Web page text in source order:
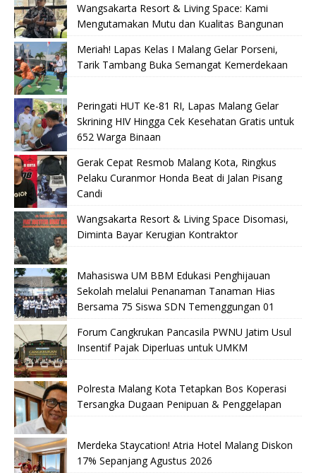
Wangsakarta Resort & Living Space: Kami
Mengutamakan Mutu dan Kualitas Bangunan
Meriah! Lapas Kelas I Malang Gelar Porseni,
Tarik Tambang Buka Semangat Kemerdekaan
Peringati HUT Ke-81 RI, Lapas Malang Gelar
Skrining HIV Hingga Cek Kesehatan Gratis untuk
652 Warga Binaan
Gerak Cepat Resmob Malang Kota, Ringkus
Pelaku Curanmor Honda Beat di Jalan Pisang
Candi
Wangsakarta Resort & Living Space Disomasi,
Diminta Bayar Kerugian Kontraktor
Mahasiswa UM BBM Edukasi Penghijauan
Sekolah melalui Penanaman Tanaman Hias
Bersama 75 Siswa SDN Temenggungan 01
Forum Cangkrukan Pancasila PWNU Jatim Usul
Insentif Pajak Diperluas untuk UMKM
Polresta Malang Kota Tetapkan Bos Koperasi
Tersangka Dugaan Penipuan & Penggelapan
Merdeka Staycation! Atria Hotel Malang Diskon
17% Sepanjang Agustus 2026